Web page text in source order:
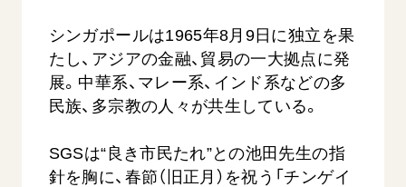
【被爆証言】母子で受け継ぐ「ナガサキの
心」 長崎県 吉岡加…
2026.08.09
SDGs 平和 動画
証言 長崎
シンガポールは1965年8月9日に独立を果
たし、アジアの金融、貿易の一大拠点に発
展。中華系、マレー系、インド系などの多
民族、多宗教の人々が共生している。
SGSは“良き市民たれ”との池田先生の指
針を胸に、春節（旧正月）を祝う「チンゲイ